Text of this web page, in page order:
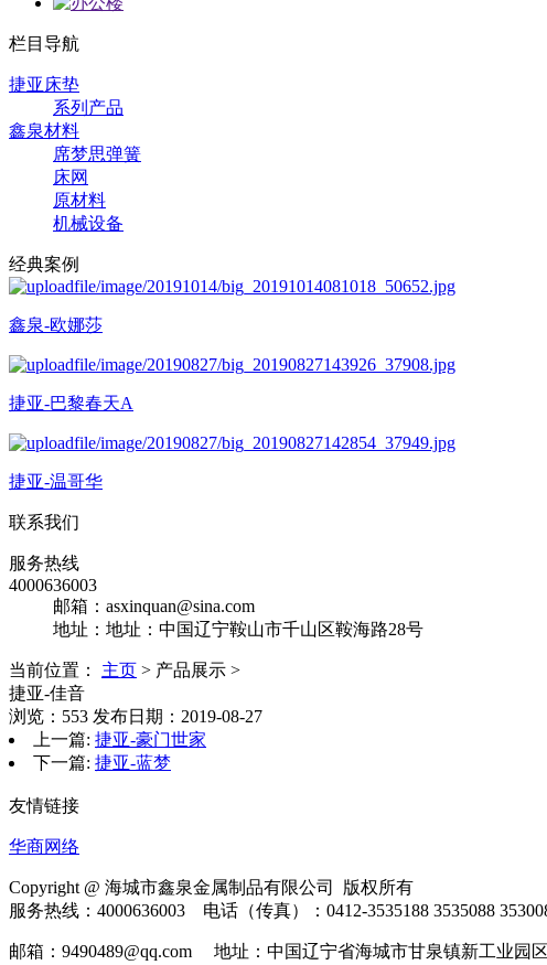
栏目导航
捷亚床垫
系列产品
鑫泉材料
席梦思弹簧
床网
原材料
机械设备
经典案例
鑫泉-欧娜莎
捷亚-巴黎春天A
捷亚-温哥华
联系我们
服务热线
4000636003
邮箱：asxinquan@sina.com
地址：地址： 中国辽宁鞍山市千山区鞍海路28号
当前位置： 主页 > 产品展示 >
捷亚-佳音
浏览：553 发布日期：2019-08-27
上一篇: 捷亚-豪门世家
下一篇: 捷亚-蓝梦
友情链接
华商网络
Copyright @ 海城市鑫泉金属制品有限公司 版权所有
服务热线：4000636003 电话（传真）：0412-3535188 3535088
邮箱：9490489@qq.com 地址：中国辽宁省海城市甘泉镇新工业园